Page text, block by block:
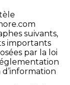
suivants,
importants
par la loi